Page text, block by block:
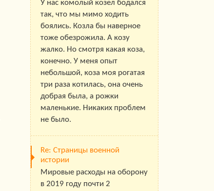
У нас комолый козел бодался
так, что мы мимо ходить
боялись. Козла бы наверное
тоже обезрожила. А козу
жалко. Но смотря какая коза,
конечно. У меня опыт
небольшой, коза моя рогатая
три раза котилась, она очень
добрая была, а рожки
маленькие. Никаких проблем
не было.
Re: Страницы военной
истории
Мировые расходы на оборону
в 2019 году почти 2